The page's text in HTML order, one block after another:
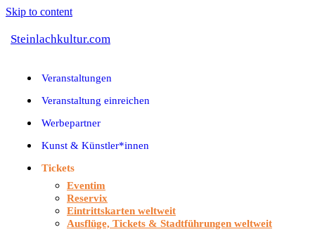
Skip to content
Steinlachkultur.com
Veranstaltungen
Veranstaltung einreichen
Werbepartner
Kunst & Künstler*innen
Tickets
Eventim
Reservix
Eintrittskarten weltweit
Ausflüge, Tickets & Stadtführungen weltweit